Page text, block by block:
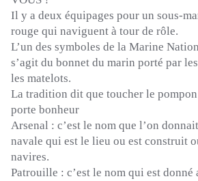
Il y a deux équipages pour un sous-
rouge qui naviguent à tour de rôle.
L’un des symboles de la Marine
s’agit du bonnet du marin porté par
les matelots.
La tradition dit que toucher le
porte bonheur
Arsenal : c’est le nom que l’on
navale qui est le lieu ou est construit
navires.
Patrouille : c’est le nom qui est